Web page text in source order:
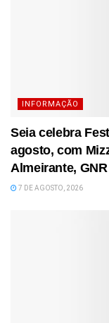
INFORMAÇÃO
Seia celebra
agosto, com
Almeirante,
7 DE AGOSTO, 2026